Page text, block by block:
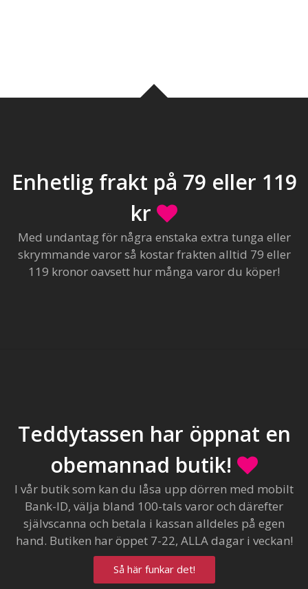
Enhetlig frakt på 79 eller 119
kr
Med undantag för några enstaka extra tunga eller
skrymmande varor så kostar frakten alltid 79 eller
119 kronor oavsett hur många varor du köper!
Teddytassen har öppnat en
obemannad butik!
I vår butik som kan du låsa upp dörren med mobilt
Bank-ID, välja bland 100-tals varor och därefter
självscanna och betala i kassan alldeles på egen
hand. Butiken har öppet 7-22, ALLA dagar i veckan!
Så här funkar det!